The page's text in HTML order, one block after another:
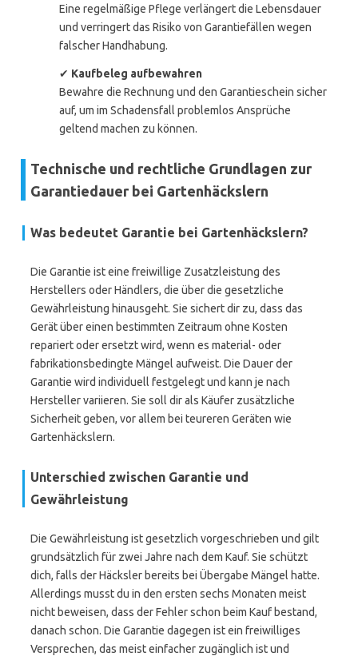
Eine regelmäßige Pflege verlängert die Lebensdauer
und verringert das Risiko von Garantiefällen wegen
falscher Handhabung.
✔ Kaufbeleg aufbewahren
Bewahre die Rechnung und den Garantieschein sicher
auf, um im Schadensfall problemlos Ansprüche
geltend machen zu können.
Technische und rechtliche Grundlagen zur
Garantiedauer bei Gartenhäckslern
Was bedeutet Garantie bei Gartenhäckslern?
Die Garantie ist eine freiwillige Zusatzleistung des
Herstellers oder Händlers, die über die gesetzliche
Gewährleistung hinausgeht. Sie sichert dir zu, dass das
Gerät über einen bestimmten Zeitraum ohne Kosten
repariert oder ersetzt wird, wenn es material- oder
fabrikationsbedingte Mängel aufweist. Die Dauer der
Garantie wird individuell festgelegt und kann je nach
Hersteller variieren. Sie soll dir als Käufer zusätzliche
Sicherheit geben, vor allem bei teureren Geräten wie
Gartenhäckslern.
Unterschied zwischen Garantie und
Gewährleistung
Die Gewährleistung ist gesetzlich vorgeschrieben und gilt
grundsätzlich für zwei Jahre nach dem Kauf. Sie schützt
dich, falls der Häcksler bereits bei Übergabe Mängel hatte.
Allerdings musst du in den ersten sechs Monaten meist
nicht beweisen, dass der Fehler schon beim Kauf bestand,
danach schon. Die Garantie dagegen ist ein freiwilliges
Versprechen, das meist einfacher zugänglich ist und